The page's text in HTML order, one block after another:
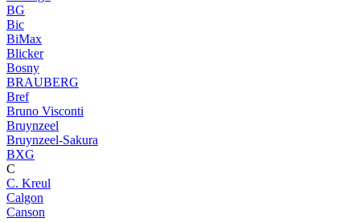
BG
Bic
BiMax
Blicker
Bosny
BRAUBERG
Bref
Bruno Visconti
Bruynzeel
Bruynzeel-Sakura
BXG
C
C. Kreul
Calgon
Canson